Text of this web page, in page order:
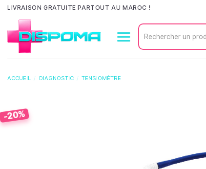
Passer
contenu
LIVRAISON GRATUITE PARTOUT AU MAROC !
Recherche
pour :
ACCUEIL / DIAGNOSTIC / TENSIOMÈTRE
-20%